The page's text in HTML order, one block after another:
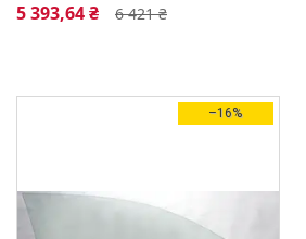
6 421 ₴
5 393,64 ₴
–16%